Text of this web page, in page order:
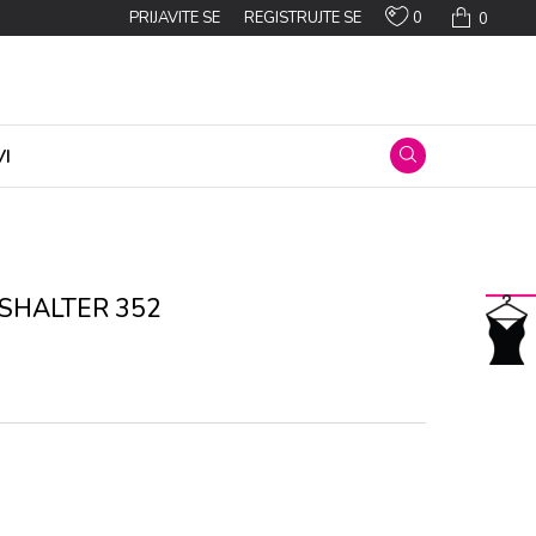
0
0
PRIJAVITE SE REGISTRUJTE SE
352